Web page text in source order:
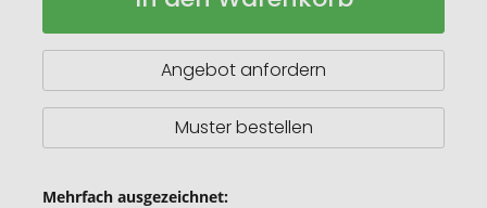
Angebot anfordern
Muster bestellen
Mehrfach ausgezeichnet: